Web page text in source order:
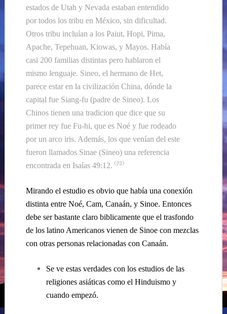
estados de Utah y Nevada estaban entendido
por todos los tribu en México, sin dificultad.
Otros tribu incluían a los Paiut, Hopi, Pima,
Apache, Tepehuan, Kiowas, y Mayos. Había
casi 200 familias distintas pero hablaron el
mismo lenguaje. Sineo, el hermano de Het,
parece estar en la civilización China, dónde la
capital fue Siang-fu (padre de Sineo). Los
Chinos tienen una tradicion que dice que su
primer rey fue Fu-hi, que es Noé y fue rodeado
por un arco iris. Además, los que venían del este
fueron llamados Sinae (Sineo) una referencia
encontrada en Isaías 49:12. (72)
Mirando el estudio es obvio que había una conexión
distinta entre Noé, Cam, Canaán, y Sinoe. Entonces
debe ser bastante claro biblicamente que el trasfondo
de los latino Americanos vienen de Sinoe con mezclas
con otras personas relacionadas con Canaán.
Se ve estas verdades con los estudios de las
religiones asiáticas como el Hinduismo y
cuando empezó.